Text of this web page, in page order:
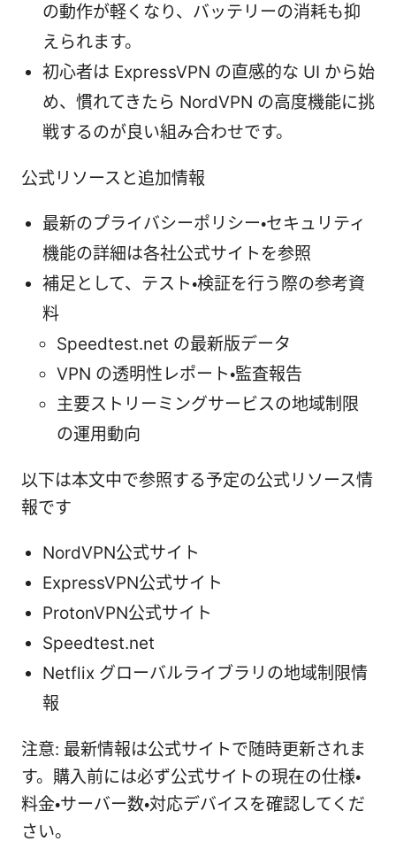
の動作が軽くなり、バッテリーの消耗も抑
えられます。
初心者は ExpressVPN の直感的な UI から始
め、慣れてきたら NordVPN の高度機能に挑
戦するのが良い組み合わせです。
公式リソースと追加情報
最新のプライバシーポリシー・セキュリティ
機能の詳細は各社公式サイトを参照
補足として、テスト・検証を行う際の参考資
料
Speedtest.net の最新版データ
VPN の透明性レポート・監査報告
主要ストリーミングサービスの地域制限
の運用動向
以下は本文中で参照する予定の公式リソース情
報です
NordVPN公式サイト
ExpressVPN公式サイト
ProtonVPN公式サイト
Speedtest.net
Netflix グローバルライブラリの地域制限情
報
注意: 最新情報は公式サイトで随時更新されま
す。購入前には必ず公式サイトの現在の仕様・
料金・サーバー数・対応デバイスを確認してくだ
さい。